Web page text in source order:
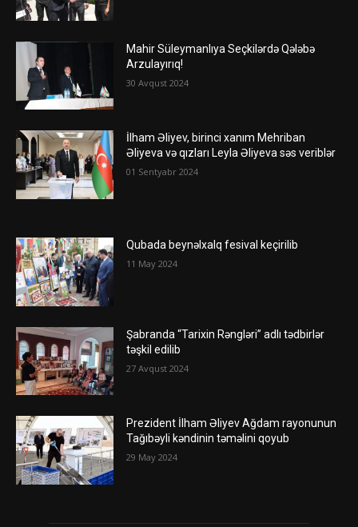
Mahir Süleymanlıya Seçkilərdə Qələbə
Arzulayırıq!
30 Avqust 2024
İlham Əliyev, birinci xanım Mehriban
Əliyeva və qızları Leyla Əliyeva səs veriblər
01 Sentyabr 2024
Qubada beynəlxalq fesival keçirilib
11 May 2024
Şabranda “Tarixin Rəngləri” adlı tədbirlər
təşkil edilib
27 Avqust 2024
Prezident İlham Əliyev Ağdam rayonunun
Tağıbəyli kəndinin təməlini qoyub
29 May 2024